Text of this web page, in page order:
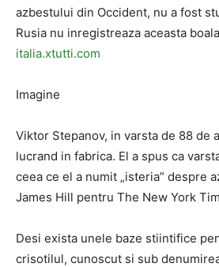
azbestului din Occident, nu a fost
Rusia nu inregistreaza aceasta
italia.xtutti.com
Imagine
Viktor Stepanov, in varsta de 88 de
lucrand in fabrica. El a spus ca
ceea ce el a numit „isteria” despre
James Hill pentru The New York
Desi exista unele baze stiintifice
crisotilul, cunoscut si sub